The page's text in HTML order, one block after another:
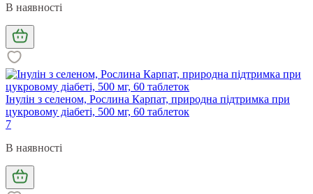
В наявності
Інулін з селеном, Рослина Карпат, природна підтримка при
цукровому діабеті, 500 мг, 60 таблеток
7
В наявності